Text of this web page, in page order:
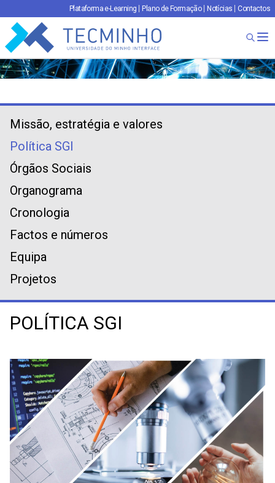
Plataforma e-Learning Plano de Formação Notícias Contactos
TECMINHO
Missão, estratégia e valores
Política SGI
Órgãos Sociais
Organograma
Cronologia
Factos e números
Equipa
Projetos
POLÍTICA SGI